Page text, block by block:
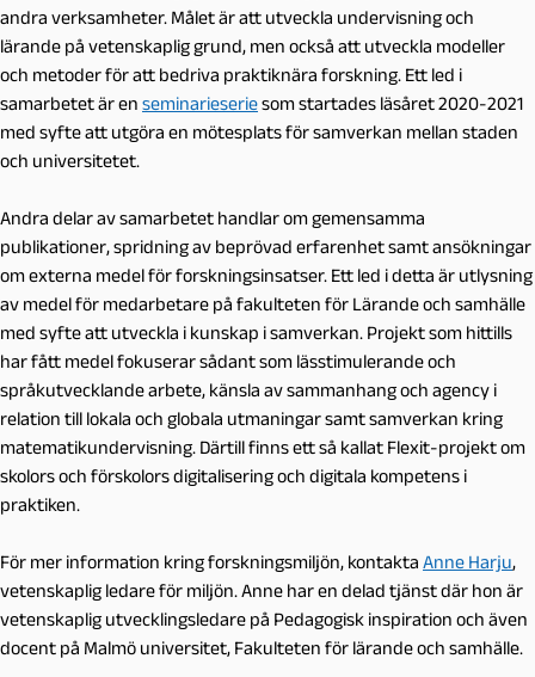
andra verksamheter. Målet är att utveckla undervisning och
lärande på vetenskaplig grund, men också att utveckla modeller
och metoder för att bedriva praktiknära forskning. Ett led i
samarbetet är en seminarieseriesom startades läsåret 2020-2021
med syfte att utgöra en mötesplats för samverkan mellan staden
och universitetet.
Andra delar av samarbetet handlar om gemensamma
publikationer, spridning av beprövad erfarenhet samt ansökningar
om externa medel för forskningsinsatser. Ett led i detta är utlysning
av medel för medarbetare på fakulteten för Lärande och samhälle
med syfte att utveckla i kunskap i samverkan. Projekt som hittills
har fått medel fokuserar sådant som lässtimulerande och
språkutvecklande arbete, känsla av sammanhang och agency i
relation till lokala och globala utmaningar samt samverkan kring
matematikundervisning. Därtill finns ett så kallat Flexit-projekt om
skolors och förskolors digitalisering och digitala kompetens i
praktiken.
För mer information kring forskningsmiljön, kontakta Anne Harju,
vetenskaplig ledare för miljön. Anne har en delad tjänst där hon är
vetenskaplig utvecklingsledare på Pedagogisk inspiration och även
docent på Malmö universitet, Fakulteten för lärande och samhälle.